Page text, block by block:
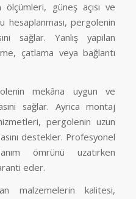
ölçümleri, güneş açısı ve
hesaplanması, pergolenin
sağlar. Yanlış yapılan
çatlama veya bağlantı
mekâna uygun ve
sağlar. Ayrıca montaj
pergolenin uzun
destekler. Profesyonel
ömrünü uzatırken
eder.
malzemelerin kalitesi,